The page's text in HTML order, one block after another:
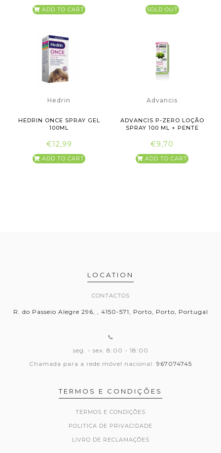
ADD TO CART SOLD OUT
Hedrin
HEDRIN ONCE SPRAY GEL
100ML
€12,99
ADD TO CART
Advancis
ADVANCIS P-ZERO LOÇÃO
SPRAY 100 ML + PENTE
€9,70
ADD TO CART
LOCATION
CONTACTOS
R. do Passeio Alegre 296, , 4150-571, Porto, Porto, Portugal
📞
seg. - sex. 8:00 - 18:00
Chamada para a rede móvel nacional: 967074745
TERMOS E CONDIÇÕES
TERMOS E CONDIÇÕES
POLITICA DE PRIVACIDADE
LIVRO DE RECLAMAÇÕES